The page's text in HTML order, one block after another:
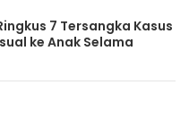
7 Tersangka Kasus
ke Anak Selama